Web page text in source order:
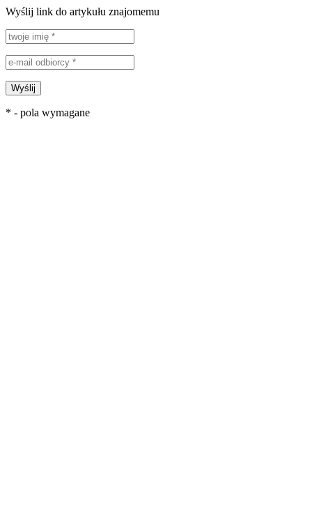
Wyślij link do artykułu znajomemu
Wyślij
* - pola wymagane